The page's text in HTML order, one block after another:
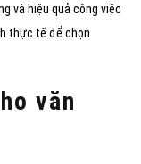
và hiệu quả công việc
thực tế để chọn
văn